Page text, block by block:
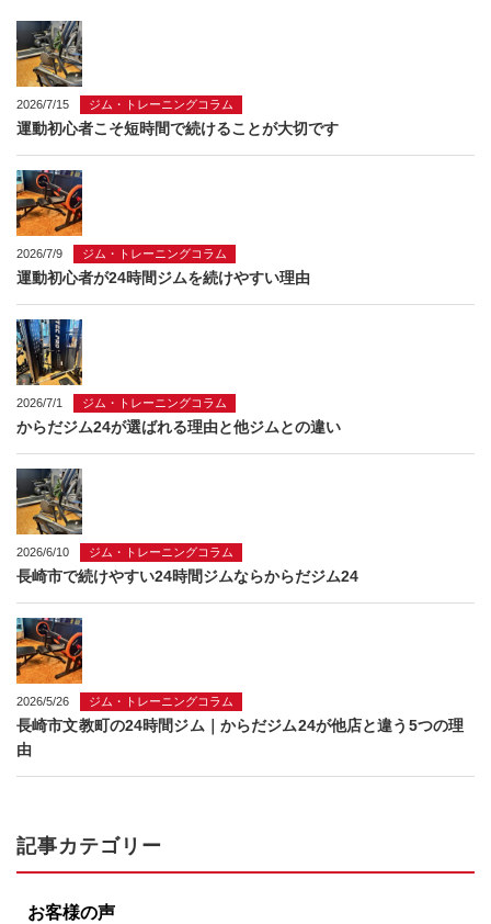
2026/7/15 ジム・トレーニングコラム
運動初心者こそ短時間で続けることが大切です
2026/7/9 ジム・トレーニングコラム
運動初心者が24時間ジムを続けやすい理由
2026/7/1 ジム・トレーニングコラム
からだジム24が選ばれる理由と他ジムとの違い
2026/6/10 ジム・トレーニングコラム
長崎市で続けやすい24時間ジムならからだジム24
2026/5/26 ジム・トレーニングコラム
長崎市文教町の24時間ジム｜からだジム24が他店と違う5つの理
由
記事カテゴリー
お客様の声